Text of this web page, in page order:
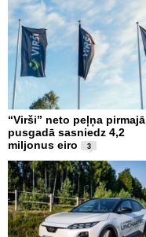
“Virši” neto peļņa pirmajā
pusgadā sasniedz 4,2
miljonus eiro
3